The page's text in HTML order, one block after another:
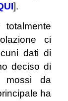
].
totalmente
ci
dati di
deciso di
mossi da
ha